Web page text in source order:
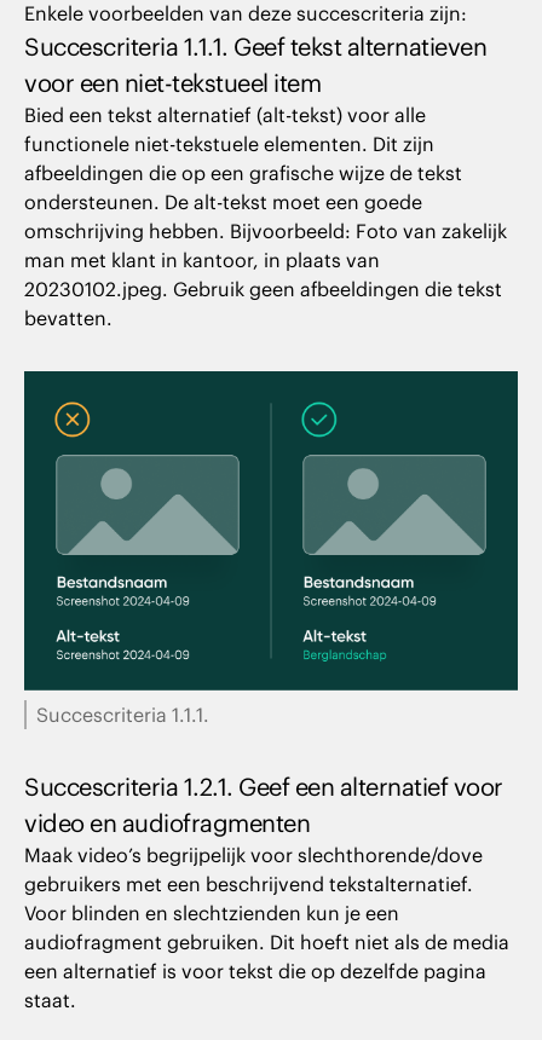
Enkele voorbeelden van deze succescriteria zijn:
Succescriteria 1.1.1. Geef tekst alternatieven
voor een niet-tekstueel item
Bied een tekst alternatief (alt-tekst) voor alle
functionele niet-tekstuele elementen. Dit zijn
afbeeldingen die op een grafische wijze de tekst
ondersteunen. De alt-tekst moet een goede
omschrijving hebben. Bijvoorbeeld: Foto van zakelijk
man met klant in kantoor, in plaats van
20230102.jpeg. Gebruik geen afbeeldingen die tekst
bevatten.
Succescriteria 1.1.1.
Succescriteria 1.2.1. Geef een alternatief voor
video en audiofragmenten
Maak video’s begrijpelijk voor slechthorende/dove
gebruikers met een beschrijvend tekstalternatief.
Voor blinden en slechtzienden kun je een
audiofragment gebruiken. Dit hoeft niet als de media
een alternatief is voor tekst die op dezelfde pagina
staat.